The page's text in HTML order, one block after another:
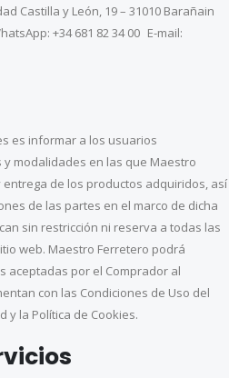
Castilla y León, 19 – 31010 Barañain
+34 681 82 34 00 E-mail:
es informar a los usuarios
modalidades en las que Maestro
de los productos adquiridos, así
de las partes en el marco de dicha
sin restricción ni reserva a todas las
web. Maestro Ferretero podrá
aceptadas por el Comprador al
con las Condiciones de Uso del
y la Política de Cookies.